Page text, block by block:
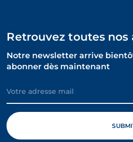
Retrouvez toutes nos
Notre newsletter arrive
abonner dès maintenant